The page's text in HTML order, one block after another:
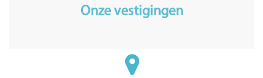
Onze vestigingen